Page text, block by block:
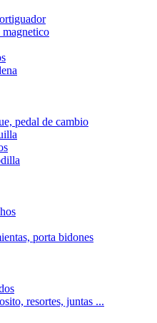
magnetico
pedal de cambio
porta bidones
resortes, juntas ...